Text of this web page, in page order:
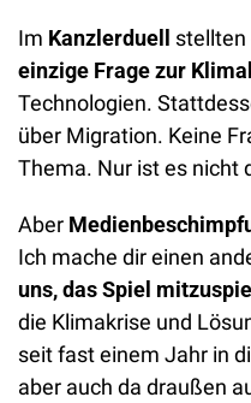
Im Kanzlerduell stellten
einzige Frage zur
Technologien.
über Migration. Keine
Thema. Nur ist es nicht
Aber
Ich mache dir einen
uns, das Spiel
die Klimakrise und
seit fast einem Jahr in
aber auch da draußen